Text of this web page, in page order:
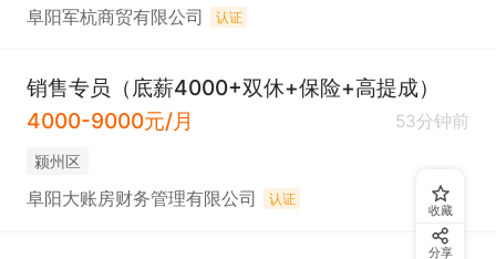
阜阳军杭商贸有限公司 认证
销售专员（底薪4000+双休+保险+高提成）
4000-9000元/月
53分钟前
颍州区
阜阳大账房财务管理有限公司 认证
收藏
分享